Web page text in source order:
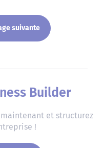
suivante
Builder
et structurez
!